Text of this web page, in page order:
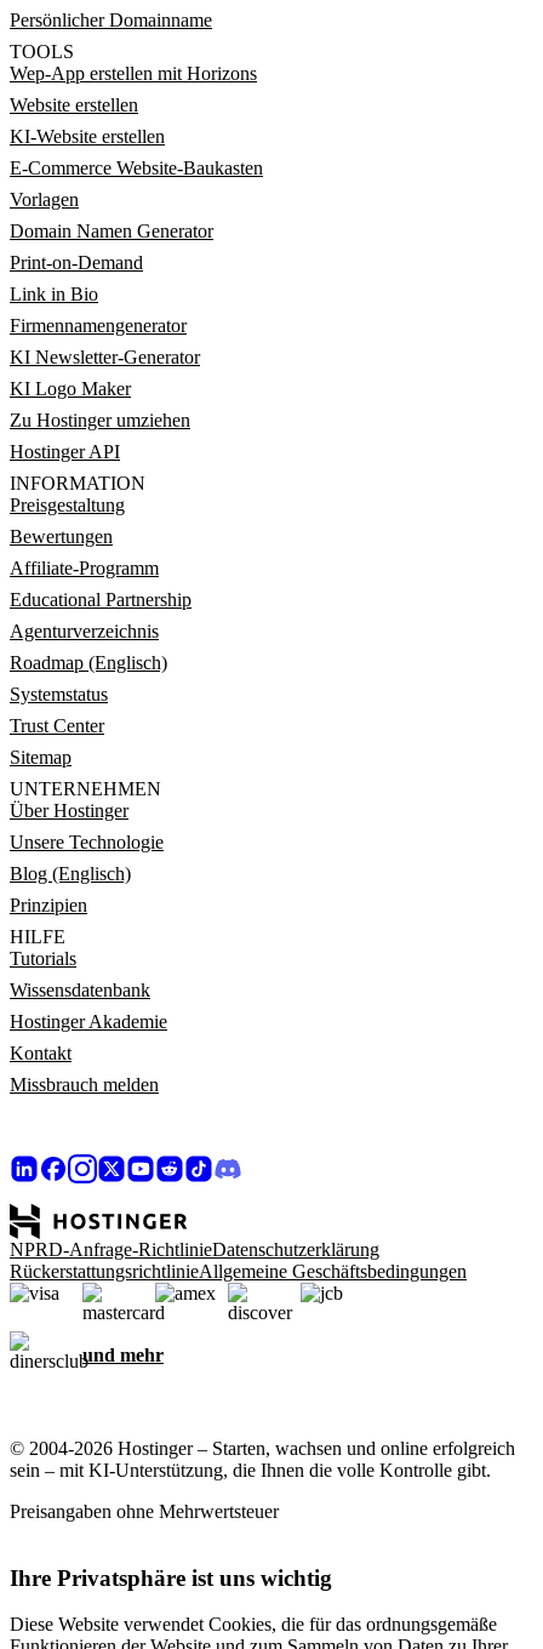
Persönlicher Domainname
TOOLS
Wep-App erstellen mit Horizons
Website erstellen
KI-Website erstellen
E-Commerce Website-Baukasten
Vorlagen
Domain Namen Generator
Print-on-Demand
Link in Bio
Firmennamengenerator
KI Newsletter-Generator
KI Logo Maker
Zu Hostinger umziehen
Hostinger API
INFORMATION
Preisgestaltung
Bewertungen
Affiliate-Programm
Educational Partnership
Agenturverzeichnis
Roadmap (Englisch)
Systemstatus
Trust Center
Sitemap
UNTERNEHMEN
Über Hostinger
Unsere Technologie
Blog (Englisch)
Prinzipien
HILFE
Tutorials
Wissensdatenbank
Hostinger Akademie
Kontakt
Missbrauch melden
NPRD-Anfrage-RichtlinieDatenschutzerklärung
RückerstattungsrichtlinieAllgemeine Geschäftsbedingungen
und mehr
© 2004-2026 Hostinger – Starten, wachsen und online erfolgreich
sein – mit KI-Unterstützung, die Ihnen die volle Kontrolle gibt.
Preisangaben ohne Mehrwertsteuer
Ihre Privatsphäre ist uns wichtig
Diese Website verwendet Cookies, die für das ordnungsgemäße